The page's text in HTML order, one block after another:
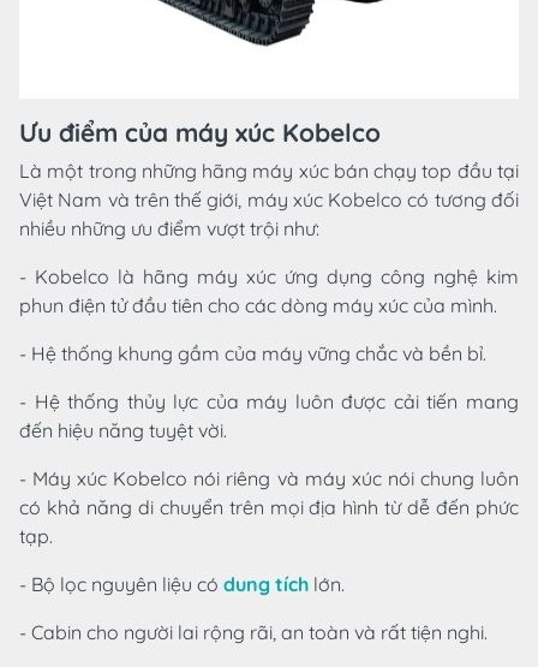
Ưu điểm của máy xúc Kobelco
Là một trong những hãng máy xúc bán chạy top đầu tại
Việt Nam và trên thế giới, máy xúc Kobelco có tương đối
nhiều những ưu điểm vượt trội như:
- Kobelco là hãng máy xúc ứng dụng công nghệ kim
phun điện tử đầu tiên cho các dòng máy xúc của mình.
- Hệ thống khung gầm của máy vững chắc và bền bỉ.
- Hệ thống thủy lực của máy luôn được cải tiến mang
đến hiệu năng tuyệt vời.
- Máy xúc Kobelco nói riêng và máy xúc nói chung luôn
có khả năng di chuyển trên mọi địa hình từ dễ đến phức
tạp.
- Bộ lọc nguyên liệu có dung tích lớn.
- Cabin cho người lai rộng rãi, an toàn và rất tiện nghi.